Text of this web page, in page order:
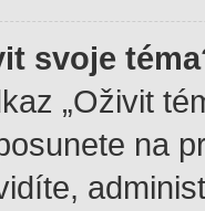
svoje
„Oživit
na